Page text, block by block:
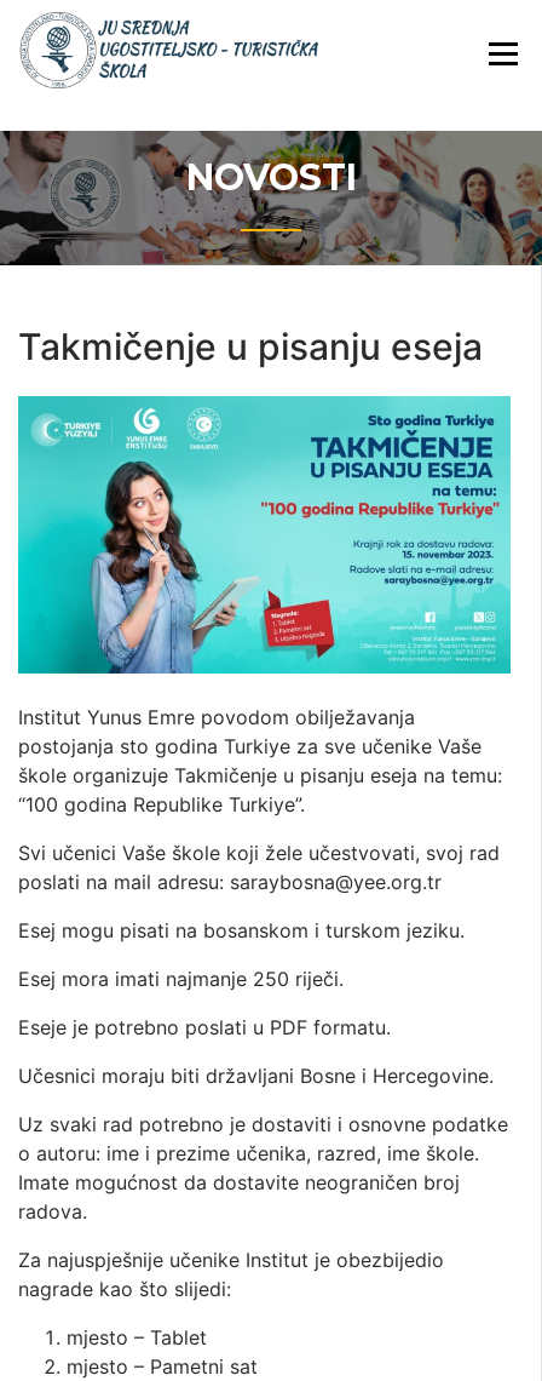
Skip
content
JU SREDNJA
NOVOSTI
Takmičenje u pisanju eseja
Institut Yunus Emre povodom obilježavanja
postojanja sto godina Turkiye za sve učenike Vaše
škole organizuje Takmičenje u pisanju eseja na temu:
“100 godina Republike Turkiye”.
Svi učenici Vaše škole koji žele učestvovati, svoj rad
poslati na mail adresu: saraybosna@yee.org.tr
Esej mogu pisati na bosanskom i turskom jeziku.
Esej mora imati najmanje 250 riječi.
Eseje je potrebno poslati u PDF formatu.
Učesnici moraju biti državljani Bosne i Hercegovine.
Uz svaki rad potrebno je dostaviti i osnovne podatke
o autoru: ime i prezime učenika, razred, ime škole.
Imate mogućnost da dostavite neograničen broj
radova.
Za najuspješnije učenike Institut je obezbijedio
nagrade kao što slijedi:
mjesto – Tablet
mjesto – Pametni sat